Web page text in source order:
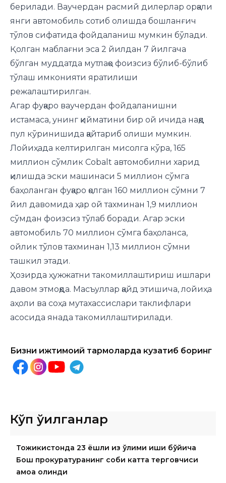
берилади. Ваучердан расмий дилерлар орқали
янги автомобиль сотиб олишда бошланғич
тўлов сифатида фойдаланиш мумкин бўлади.
Қолган маблағни эса 2 йилдан 7 йилгача
бўлган муддатда мутлақо фоизсиз бўлиб-бўлиб
тўлаш имконияти яратилиши
режалаштирилган.
Агар фуқаро ваучердан фойдаланишни
истамаса, унинг қийматини бир ой ичида нақд
пул кўринишида қайтариб олиши мумкин.
Лойиҳада келтирилган мисолга кўра, 165
миллион сўмлик Cobalt автомобилни харид
қилишда эски машинаси 5 миллион сўмга
баҳоланган фуқаро қолган 160 миллион сўмни 7
йил давомида ҳар ой тахминан 1,9 миллион
сўмдан фоизсиз тўлаб боради. Агар эски
автомобиль 70 миллион сўмга баҳоланса,
ойлик тўлов тахминан 1,13 миллион сўмни
ташкил этади.
Ҳозирда ҳужжатни такомиллаштириш ишлари
давом этмоқда. Масъуллар қайд этишича, лойиҳа
аҳоли ва соҳа мутахассислари таклифлари
асосида янада такомиллаштирилади.
Бизни ижтимоий тармоқларда кузатиб боринг
Кўп ўқилганлар
Тожикистонда 23 ёшли қиз ўлими иши бўйича
Бош прокуратуранинг собиқ катта терговчиси
қамоққа олинди